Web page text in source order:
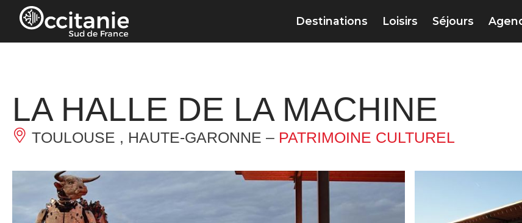
Panneau de gestion des cookies
Destinations Loisirs Séjours
LA HALLE DE LA MACHINE
TOULOUSE , HAUTE-GARONNE – PATRIMOINE CULTUREL